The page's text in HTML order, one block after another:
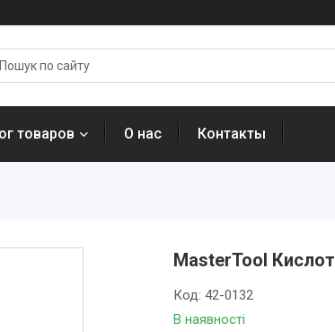
товаров О нас Контакты
MasterTool
В наявності
Код:42-0132